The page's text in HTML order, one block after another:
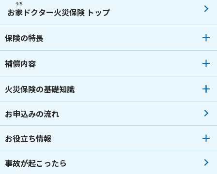
お家
うち
ドクター火災保険 トップ
保険の特長
補償内容
火災保険の基礎知識
お申込みの流れ
お役立ち情報
事故が起こったら